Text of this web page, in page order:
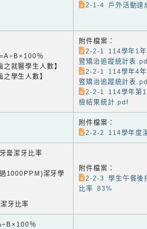
2-1-4 戶外活動達
％
就醫學生人數】
學生人數】
附件檔案：
2-2-1 114學年1年
暨矯治追蹤統計表
2-2-1 114學年4年
暨矯治追蹤統計表
2-2-1 114學年第1
檢結果統計.pdf
附件檔案：
2-2-2 114學年度
膏潔牙比率
1000PPM)潔牙學
牙比率
附件檔案：
2-2-3 學生午餐後
比率 83%
％